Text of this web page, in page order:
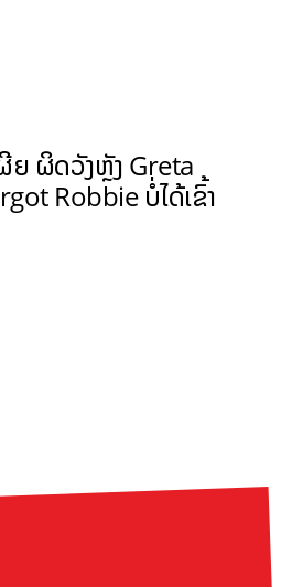
ຍ ຜິດວັງຫຼັງ Greta
Robbie ບໍ່ໄດ້ເຂົ້າ